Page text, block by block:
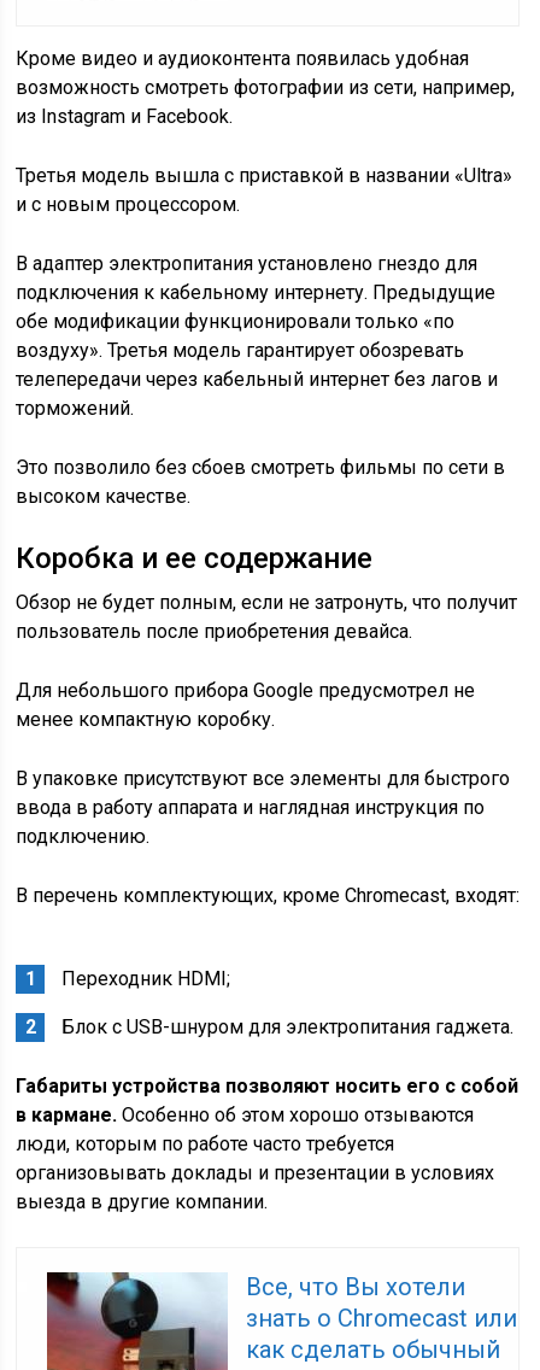
Кроме видео и аудиоконтента появилась удобная
возможность смотреть фотографии из сети, например,
из Instagram и Facebook.
Третья модель вышла с приставкой в названии «Ultra»
и с новым процессором.
В адаптер электропитания установлено гнездо для
подключения к кабельному интернету. Предыдущие
обе модификации функционировали только «по
воздуху». Третья модель гарантирует обозревать
телепередачи через кабельный интернет без лагов и
торможений.
Это позволило без сбоев смотреть фильмы по сети в
высоком качестве.
Коробка и ее содержание
Обзор не будет полным, если не затронуть, что получит
пользователь после приобретения девайса.
Для небольшого прибора Google предусмотрел не
менее компактную коробку.
В упаковке присутствуют все элементы для быстрого
ввода в работу аппарата и наглядная инструкция по
подключению.
В перечень комплектующих, кроме Chromecast, входят:
Переходник HDMI;
Блок с USB-шнуром для электропитания гаджета.
Габариты устройства позволяют носить его с собой
в кармане. Особенно об этом хорошо отзываются
люди, которым по работе часто требуется
организовывать доклады и презентации в условиях
выезда в другие компании.
Все, что Вы хотели
знать о Chromecast или
как сделать обычный